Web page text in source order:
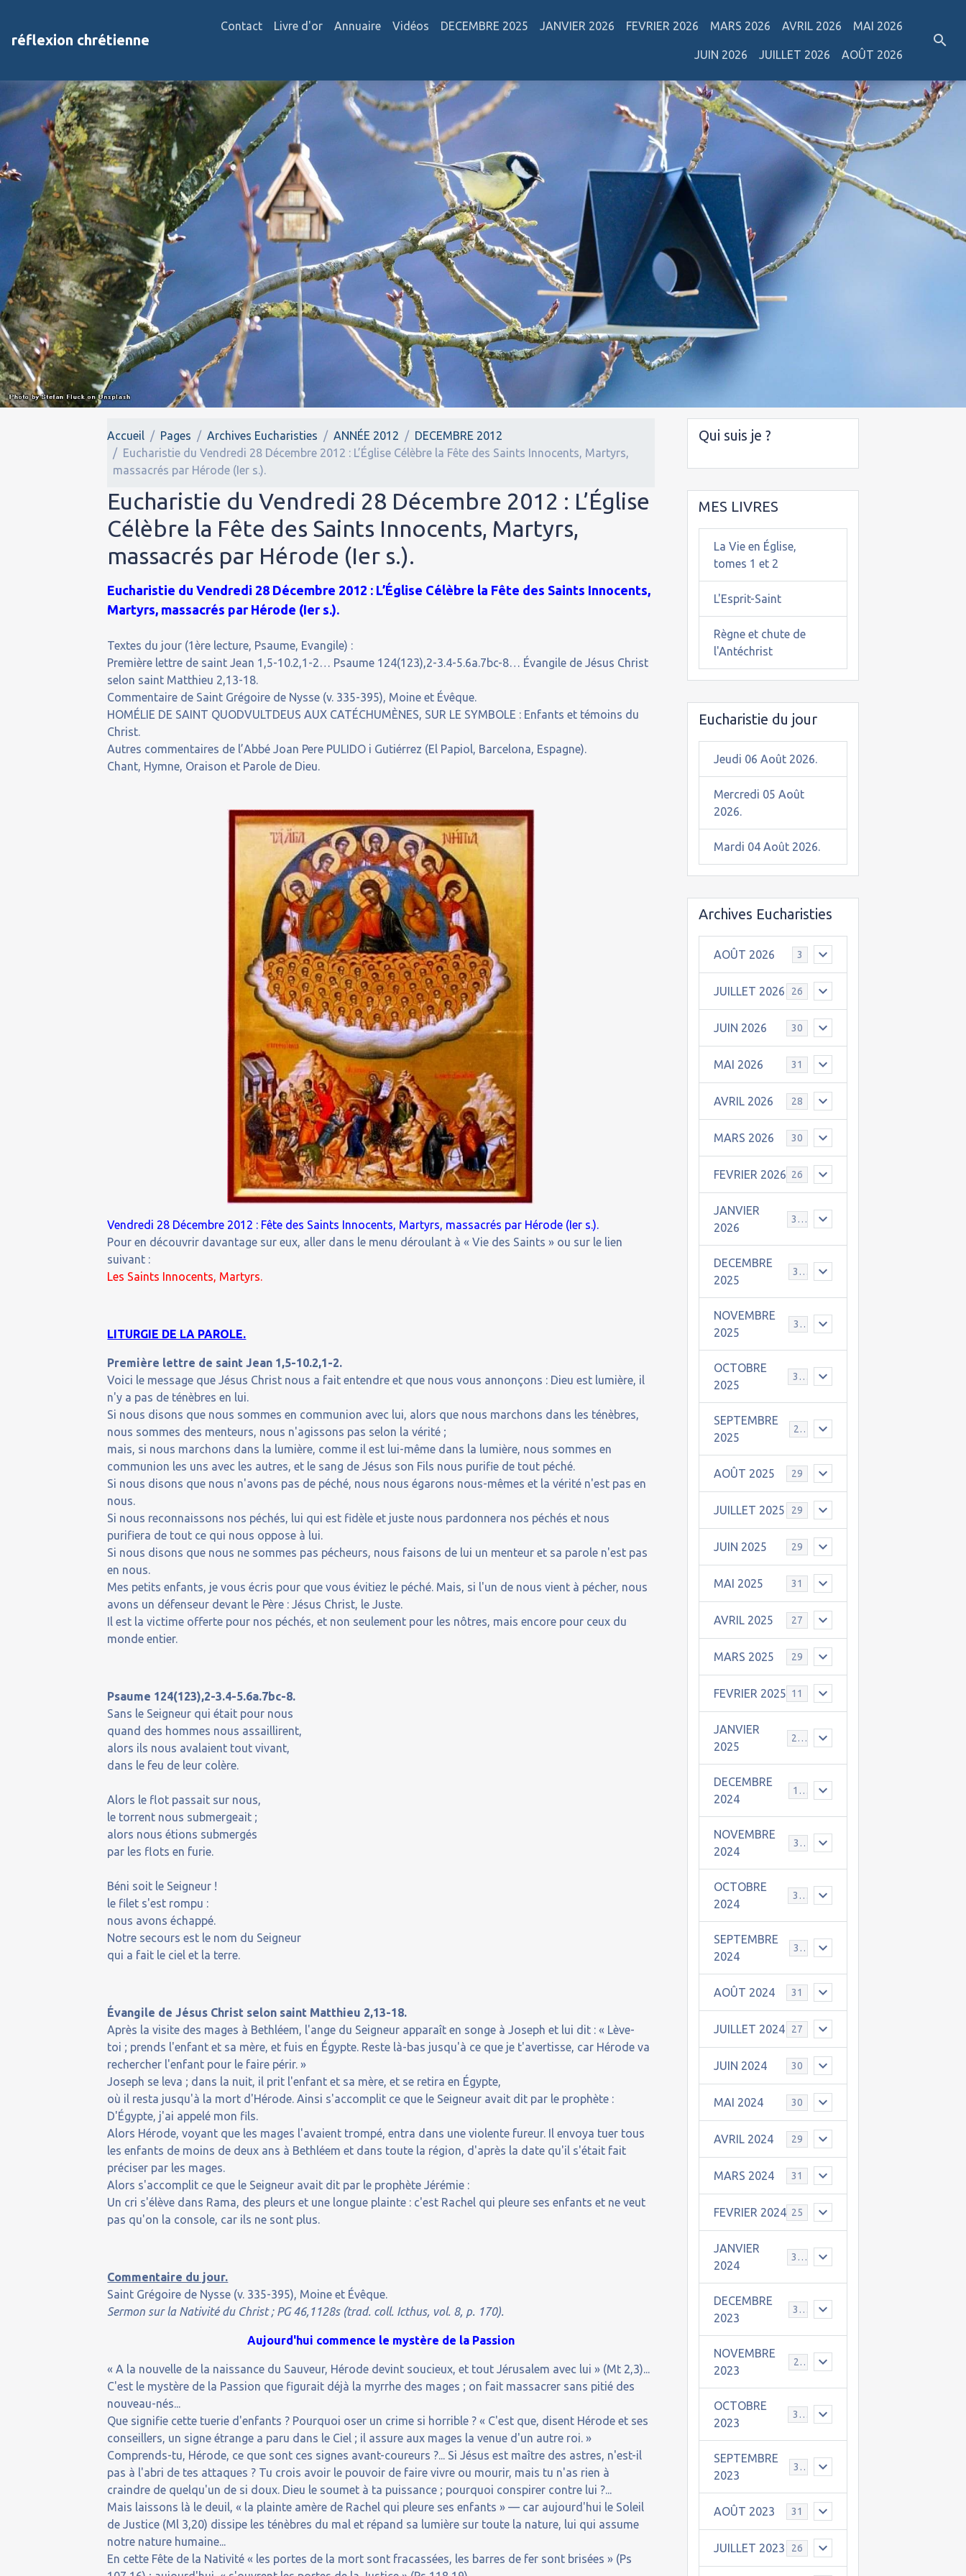
réflexion chrétienne
Contact Livre d'or Annuaire Vidéos DECEMBRE 2025 JANVIER 2026 FEVRIER 2026 MARS 2026 AVRIL 2026 MAI 2026
JUIN 2026 JUILLET 2026 AOÛT 2026
Accueil Pages Archives Eucharisties ANNÉE 2012
DECEMBRE 2012
Eucharistie du Vendredi 28 Décembre 2012 : L’Église Célèbre la Fête des Saints Innocents, Martyrs,
massacrés par Hérode (Ier s.).
Eucharistie du Vendredi 28 Décembre 2012 : L’Église
Célèbre la Fête des Saints Innocents, Martyrs,
massacrés par Hérode (Ier s.).
Eucharistie du Vendredi 28 Décembre 2012 : L’Église Célèbre la Fête des Saints Innocents,
Martyrs, massacrés par Hérode (Ier s.).
Textes du jour (1ère lecture, Psaume, Evangile) :
Première lettre de saint Jean 1,5-10.2,1-2… Psaume 124(123),2-3.4-5.6a.7bc-8… Évangile de Jésus Christ
selon saint Matthieu 2,13-18.
Commentaire de Saint Grégoire de Nysse (v. 335-395), Moine et Évêque.
HOMÉLIE DE SAINT QUODVULTDEUS AUX CATÉCHUMÈNES, SUR LE SYMBOLE : Enfants et témoins du
Christ.
Autres commentaires de l’Abbé Joan Pere PULIDO i Gutiérrez (El Papiol, Barcelona, Espagne).
Chant, Hymne, Oraison et Parole de Dieu.
Vendredi 28 Décembre 2012 : Fête des Saints Innocents, Martyrs, massacrés par Hérode (Ier s.).
Pour en découvrir davantage sur eux, aller dans le menu déroulant à « Vie des Saints » ou sur le lien
suivant :
Les Saints Innocents, Martyrs.
LITURGIE DE LA PAROLE.
Première lettre de saint Jean 1,5-10.2,1-2.
Voici le message que Jésus Christ nous a fait entendre et que nous vous annonçons : Dieu est lumière, il
n'y a pas de ténèbres en lui.
Si nous disons que nous sommes en communion avec lui, alors que nous marchons dans les ténèbres,
nous sommes des menteurs, nous n'agissons pas selon la vérité ;
mais, si nous marchons dans la lumière, comme il est lui-même dans la lumière, nous sommes en
communion les uns avec les autres, et le sang de Jésus son Fils nous purifie de tout péché.
Si nous disons que nous n'avons pas de péché, nous nous égarons nous-mêmes et la vérité n'est pas en
nous.
Si nous reconnaissons nos péchés, lui qui est fidèle et juste nous pardonnera nos péchés et nous
purifiera de tout ce qui nous oppose à lui.
Si nous disons que nous ne sommes pas pécheurs, nous faisons de lui un menteur et sa parole n'est pas
en nous.
Mes petits enfants, je vous écris pour que vous évitiez le péché. Mais, si l'un de nous vient à pécher, nous
avons un défenseur devant le Père : Jésus Christ, le Juste.
Il est la victime offerte pour nos péchés, et non seulement pour les nôtres, mais encore pour ceux du
monde entier.
Psaume 124(123),2-3.4-5.6a.7bc-8.
Sans le Seigneur qui était pour nous
quand des hommes nous assaillirent,
alors ils nous avalaient tout vivant,
dans le feu de leur colère.
Alors le flot passait sur nous,
le torrent nous submergeait ;
alors nous étions submergés
par les flots en furie.
Béni soit le Seigneur !
le filet s'est rompu :
nous avons échappé.
Notre secours est le nom du Seigneur
qui a fait le ciel et la terre.
Évangile de Jésus Christ selon saint Matthieu 2,13-18.
Après la visite des mages à Bethléem, l'ange du Seigneur apparaît en songe à Joseph et lui dit : « Lève-
toi ; prends l'enfant et sa mère, et fuis en Égypte. Reste là-bas jusqu'à ce que je t'avertisse, car Hérode va
rechercher l'enfant pour le faire périr. »
Joseph se leva ; dans la nuit, il prit l'enfant et sa mère, et se retira en Égypte,
où il resta jusqu'à la mort d'Hérode. Ainsi s'accomplit ce que le Seigneur avait dit par le prophète :
D'Égypte, j'ai appelé mon fils.
Alors Hérode, voyant que les mages l'avaient trompé, entra dans une violente fureur. Il envoya tuer tous
les enfants de moins de deux ans à Bethléem et dans toute la région, d'après la date qu'il s'était fait
préciser par les mages.
Alors s'accomplit ce que le Seigneur avait dit par le prophète Jérémie :
Un cri s'élève dans Rama, des pleurs et une longue plainte : c'est Rachel qui pleure ses enfants et ne veut
pas qu'on la console, car ils ne sont plus.
Commentaire du jour.
Saint Grégoire de Nysse (v. 335-395), Moine et Évêque.
Sermon sur la Nativité du Christ ; PG 46,1128s (trad. coll. Icthus, vol. 8, p. 170).
Aujourd'hui commence le mystère de la Passion
« A la nouvelle de la naissance du Sauveur, Hérode devint soucieux, et tout Jérusalem avec lui » (Mt 2,3)...
C'est le mystère de la Passion que figurait déjà la myrrhe des mages ; on fait massacrer sans pitié des
nouveau-nés...
Que signifie cette tuerie d'enfants ? Pourquoi oser un crime si horrible ? « C'est que, disent Hérode et ses
conseillers, un signe étrange a paru dans le Ciel ; il assure aux mages la venue d'un autre roi. »
Comprends-tu, Hérode, ce que sont ces signes avant-coureurs ?... Si Jésus est maître des astres, n'est-il
pas à l'abri de tes attaques ? Tu crois avoir le pouvoir de faire vivre ou mourir, mais tu n'as rien à
craindre de quelqu'un de si doux. Dieu le soumet à ta puissance ; pourquoi conspirer contre lui ?...
Mais laissons là le deuil, « la plainte amère de Rachel qui pleure ses enfants » — car aujourd'hui le Soleil
de Justice (Ml 3,20) dissipe les ténèbres du mal et répand sa lumière sur toute la nature, lui qui assume
notre nature humaine...
En cette Fête de la Nativité « les portes de la mort sont fracassées, les barres de fer sont brisées » (Ps
Qui suis je ?
MES LIVRES
La Vie en Église,
tomes 1 et 2
L'Esprit-Saint
Règne et chute de
l'Antéchrist
Eucharistie du jour
Jeudi 06 Août 2026.
Mercredi 05 Août
2026.
Mardi 04 Août 2026.
Archives Eucharisties
AOÛT 2026 3
JUILLET 2026 26
JUIN 2026 30
MAI 2026 31
AVRIL 2026 28
MARS 2026 30
FEVRIER 2026 26
JANVIER
2026
31
DECEMBRE
2025
30
NOVEMBRE
2025
30
OCTOBRE
2025
31
SEPTEMBRE
2025
25
AOÛT 2025 29
JUILLET 2025 29
JUIN 2025 29
MAI 2025 31
AVRIL 2025 27
MARS 2025 29
FEVRIER 2025 11
JANVIER
2025
25
DECEMBRE
2024
19
NOVEMBRE
2024
30
OCTOBRE
2024
31
SEPTEMBRE
2024
30
AOÛT 2024 31
JUILLET 2024 27
JUIN 2024 30
MAI 2024 30
AVRIL 2024 29
MARS 2024 31
FEVRIER 2024 25
JANVIER
2024
30
DECEMBRE
2023
31
NOVEMBRE
2023
24
OCTOBRE
2023
31
SEPTEMBRE
2023
30
AOÛT 2023 31
JUILLET 2023 26